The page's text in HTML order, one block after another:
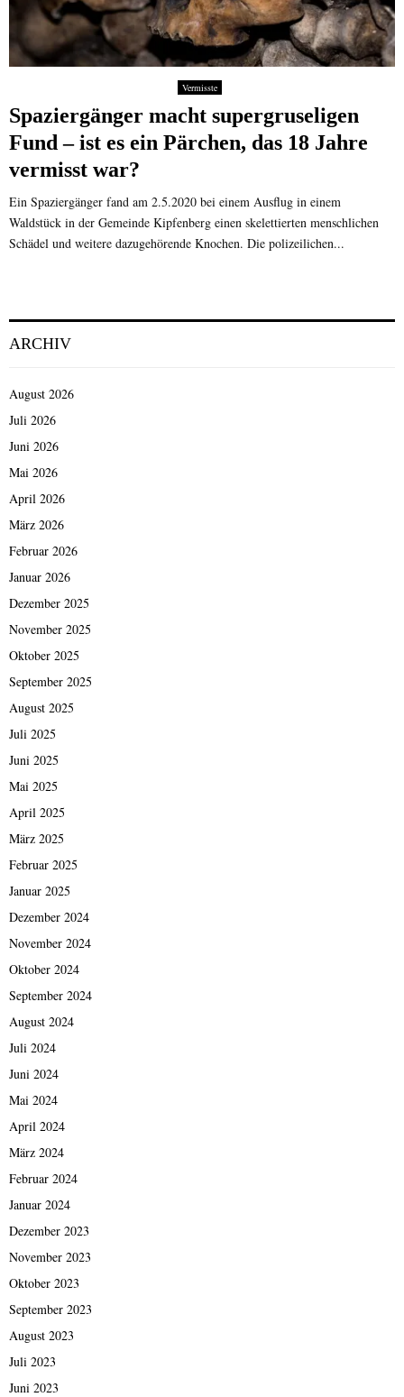
Vermisste
Spaziergänger macht supergruseligen
Fund – ist es ein Pärchen, das 18 Jahre
vermisst war?
Ein Spaziergänger fand am 2.5.2020 bei einem Ausflug in einem
Waldstück in der Gemeinde Kipfenberg einen skelettierten menschlichen
Schädel und weitere dazugehörende Knochen. Die polizeilichen...
ARCHIV
August 2026
Juli 2026
Juni 2026
Mai 2026
April 2026
März 2026
Februar 2026
Januar 2026
Dezember 2025
November 2025
Oktober 2025
September 2025
August 2025
Juli 2025
Juni 2025
Mai 2025
April 2025
März 2025
Februar 2025
Januar 2025
Dezember 2024
November 2024
Oktober 2024
September 2024
August 2024
Juli 2024
Juni 2024
Mai 2024
April 2024
März 2024
Februar 2024
Januar 2024
Dezember 2023
November 2023
Oktober 2023
September 2023
August 2023
Juli 2023
Juni 2023